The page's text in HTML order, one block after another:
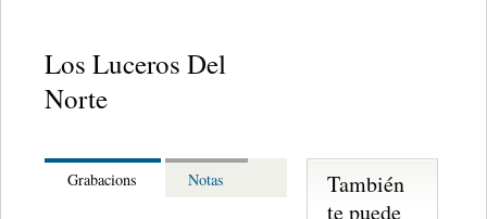
Los Luceros Del
Norte
Grabacions Notas
También
te puede